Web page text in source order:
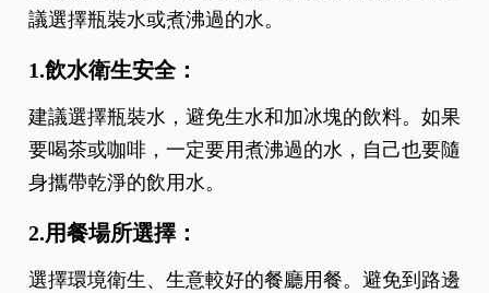
議選擇瓶裝水或煮沸過的水。
1.飲水衛生安全：
建議選擇瓶裝水，避免生水和加冰塊的飲料。如果
要喝茶或咖啡，一定要用煮沸過的水，自己也要隨
身攜帶乾淨的飲用水。
2.用餐場所選擇：
選擇環境衛生、生意較好的餐廳用餐。避免到路邊